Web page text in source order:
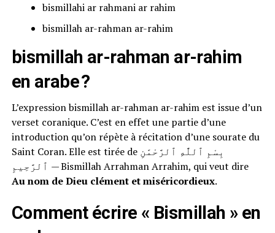
bismillahi ar rahmani ar rahim
bismillah ar-rahman ar-rahim
bismillah ar-rahman ar-rahim
en arabe ?
L’expression bismillah ar-rahman ar-rahim est issue d’un
verset coranique. C’est en effet une partie d’une
introduction qu’on répète à récitation d’une sourate du
Saint Coran. Elle est tirée de بِسْمِ ٱللَّٰهِ ٱلرَّحْمَٰنِ
ٱلرَّحِيمِ — Bismillah Arrahman Arrahim, qui veut dire
Au nom de Dieu clément et miséricordieux.
Comment écrire « Bismillah » en